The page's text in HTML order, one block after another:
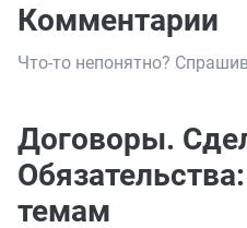
Комментарии
Что-то непонятно?
Договоры.
темам